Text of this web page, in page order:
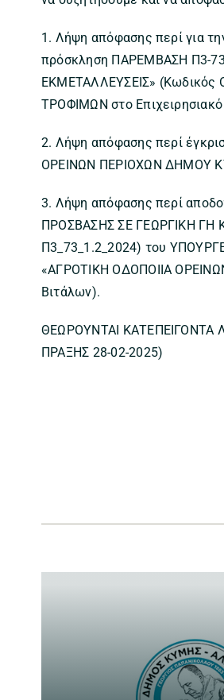
1. Λήψη απόφασης περί για
πρόσκληση ΠΑΡΕΜΒΑΣΗ Π3-
ΕΚΜΕΤΑΛΛΕΥΣΕΙΣ» (Κωδικός
ΤΡΟΦΙΜΩΝ στο
2. Λήψη απόφασης περί
ΟΡΕΙΝΩΝ ΠΕΡΙΟΧΩΝ ΔΗΜΟΥ
3. Λήψη απόφασης περί
ΠΡΟΣΒΑΣΗΣ ΣΕ ΓΕΩΡΓΙΚΗ ΓΗ
Π3_73_1.2_2024) του
«ΑΓΡΟΤΙΚΗ ΟΔΟΠΟΙΙΑ
Βιτάλων).
ΘΕΩΡΟΥΝΤΑΙ
ΠΡΑΞΗΣ 28-02-2025)